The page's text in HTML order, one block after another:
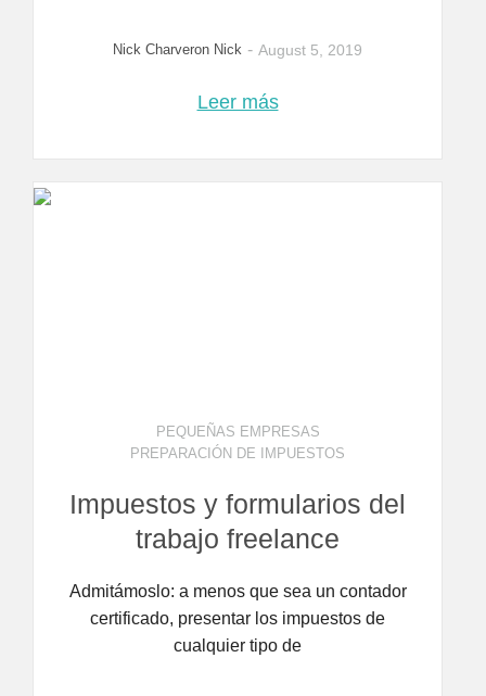
Nick Charveron Nick - August 5, 2019
Leer más
PEQUEÑAS EMPRESAS
PREPARACIÓN DE IMPUESTOS
Impuestos y formularios del
trabajo freelance
Admitámoslo: a menos que sea un contador
certificado, presentar los impuestos de
cualquier tipo de